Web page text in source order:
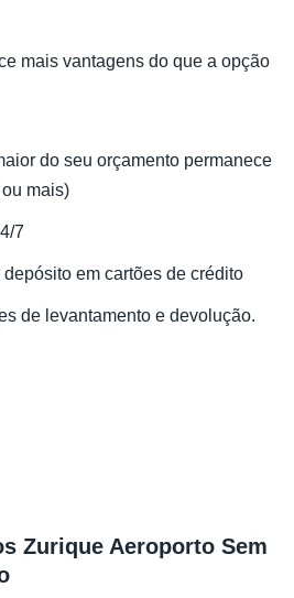
mais vantagens do que a opção
do seu orçamento permanece
mais)
7
em cartões de crédito
de levantamento e devolução.
Zurique Aeroporto Sem